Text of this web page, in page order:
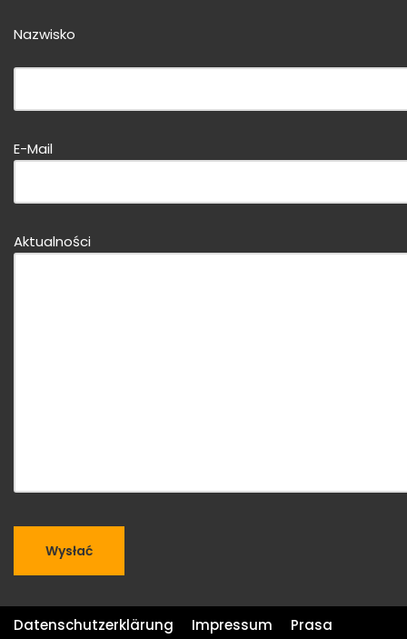
Nazwisko
Bitte dieses Feld leer lassen!
Bitte dieses Feld leer lassen!
E-Mail
Aktualności
Datenschutzerklärung Impressum
Prasa